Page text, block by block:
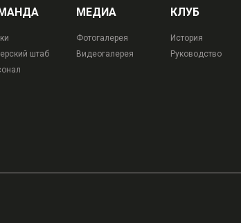
штаб
МЕДИА
Фотогалерея
Видеогалерея
КЛУБ
История
Руководство